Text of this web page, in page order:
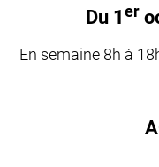
Du 1er
En semaine 8h à